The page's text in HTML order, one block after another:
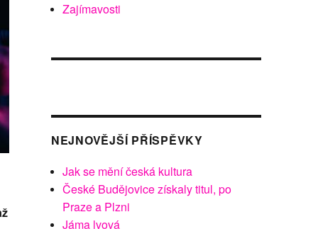
Zajímavosti
NEJNOVĚJŠÍ PŘÍSPĚVKY
Jak se mění česká kultura
České Budějovice získaly titul, po
Praze a Plzni
Jáma lvová